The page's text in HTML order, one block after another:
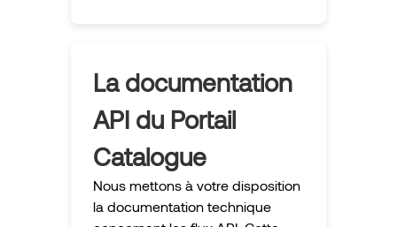
La documentation
API du Portail
Catalogue
Nous mettons à votre disposition
la documentation technique